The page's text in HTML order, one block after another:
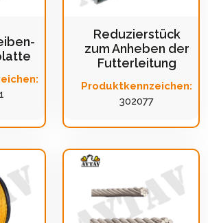
Reduzierstück
zum Anheben der
Futterleitung
Produktkennzeichen:
302077